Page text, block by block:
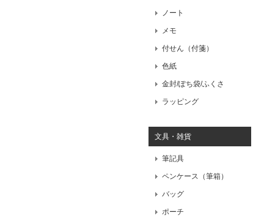
ノート
メモ
付せん（付箋）
色紙
金封/ぽち袋/ふくさ
ラッピング
文具・雑貨
筆記具
ペンケース（筆箱）
バッグ
ポーチ